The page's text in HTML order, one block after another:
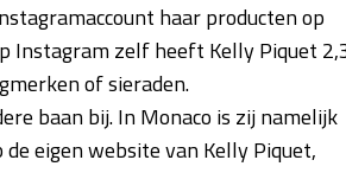
haar producten op
Instagram zelf heeft Kelly Piquet
of sieraden.
baan bij. In Monaco is zij namelijk
eigen website van Kelly Piquet,